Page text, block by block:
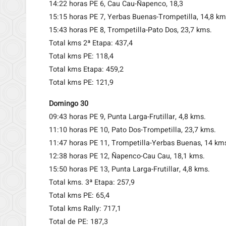
14:22 horas PE 6, Cau Cau-Ñapenco, 18,3
15:15 horas PE 7, Yerbas Buenas-Trompetilla, 14,8
15:43 horas PE 8, Trompetilla-Pato Dos, 23,7 kms.
Total kms 2ª Etapa: 437,4
Total kms PE: 118,4
Total kms Etapa: 459,2
Total kms PE: 121,9
Domingo 30
09:43 horas PE 9, Punta Larga-Frutillar, 4,8 kms.
11:10 horas PE 10, Pato Dos-Trompetilla, 23,7 kms.
11:47 horas PE 11, Trompetilla-Yerbas Buenas, 14
12:38 horas PE 12, Ñapenco-Cau Cau, 18,1 kms.
15:50 horas PE 13, Punta Larga-Frutillar, 4,8 kms.
Total kms. 3ª Etapa: 257,9
Total kms PE: 65,4
Total kms Rally: 717,1
Total de PE: 187,3